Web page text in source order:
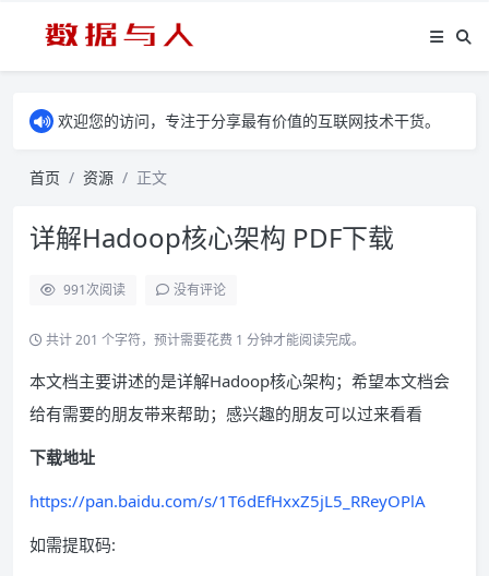
欢迎您的访问，专注于分享最有价值的互联网技术干货。
首页 资源 正文
详解Hadoop核心架构 PDF下载
991次阅读 没有评论
共计 201 个字符，预计需要花费 1 分钟才能阅读完成。
本文档主要讲述的是详解Hadoop核心架构；希望本文档会
给有需要的朋友带来帮助；感兴趣的朋友可以过来看看
下载地址
https://pan.baidu.com/s/1T6dEfHxxZ5jL5_RReyOPlA
如需提取码: